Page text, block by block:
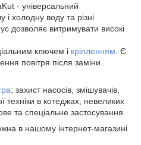
- універсальний
і холодну воду та різні
дозволяє витримувати високі
ключем і кріпленням . Є
повітря після заміни
: захист насосів, змішувачів,
техніки в котеджах, невеликих
та спеціальне застосування.
в нашому інтернет-магазині